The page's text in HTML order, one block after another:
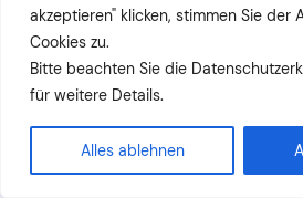
akzeptieren" klicken, stimmen Sie der
Cookies zu.
Bitte beachten Sie die
für weitere Details.
Alles ablehnen